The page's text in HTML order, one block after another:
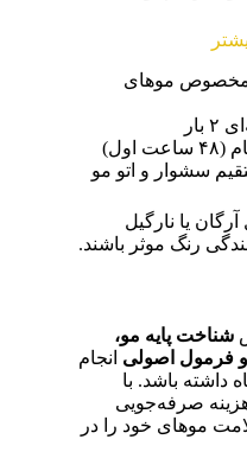
مخصوص موهای
سشوار و اتو مو
یا نارگیل
رنگ موثر باشند.
شناخت پایه مو،
و فرمول اصولی انجام
داشته باشد. با
صرفه‌جویی
موهای خود را در